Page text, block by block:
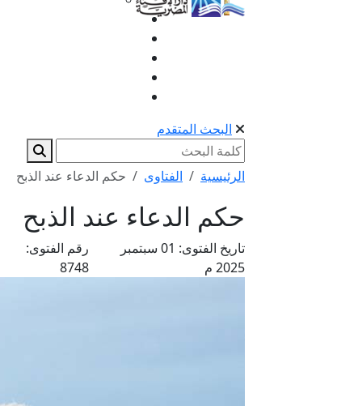
البحث المتقدم
الرئيسية الفتاوى حكم الدعاء عند الذبح
حكم الدعاء عند الذبح
تاريخ الفتوى:
01 سبتمبر
2025 م
رقم الفتوى:
8748